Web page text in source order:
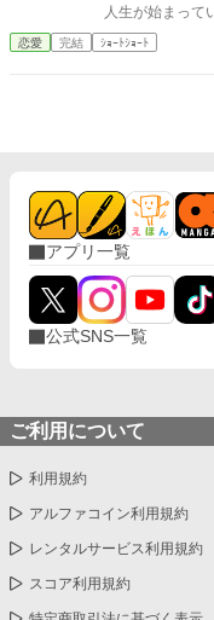
人生が始まって
恋愛 完結 ｼｮｰﾄｼｮｰﾄ
アプリ一覧
公式SNS一覧
ご利用について
利用規約
アルファコイン利用規約
レンタルサービス利用規約
スコア利用規約